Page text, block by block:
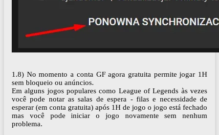
1.8) No momento a conta GF agora gratuita permite jogar 1H
sem bloqueio ou anúncios.
Em alguns jogos populares como League of Legends às vezes
você pode notar as salas de espera - filas e necessidade de
esperar (em conta gratuita) após 1H de jogo o jogo está fechado
mas você pode iniciar o jogo novamente sem nenhum
problema.